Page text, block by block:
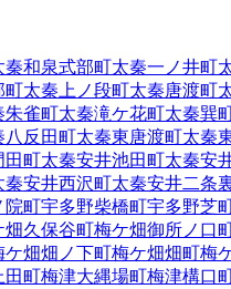
秦和泉式部町太秦一ノ井町
町太秦上ノ段町太秦唐渡町
朱雀町太秦滝ケ花町太秦巽
八反田町太秦東唐渡町太秦
田町太秦安井池田町太秦安
秦安井西沢町太秦安井二条
院町宇多野柴橋町宇多野芝
畑久保谷町梅ケ畑御所ノ口
ケ畑畑ノ下町梅ケ畑畑町梅
田町梅津大縄場町梅津構口